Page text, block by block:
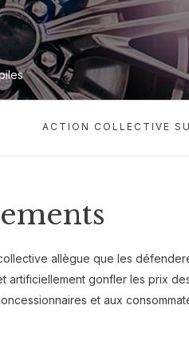
ACTION COLLECTIVE
allègue que les
artificiellement gonfler les prix
et aux